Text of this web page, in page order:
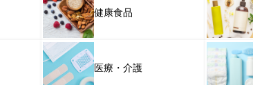
健康食品
医療・介護